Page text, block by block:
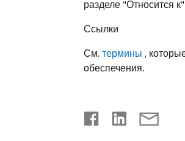
разделе "Относится
Ссылки
См.термины ,
обеспечения.